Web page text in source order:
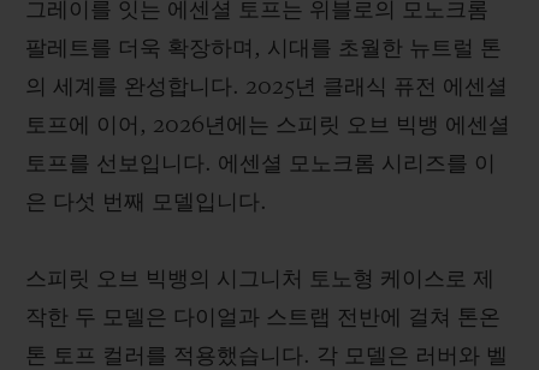
그레이를 잇는 에센셜 토프는 위블로의 모노크롬
팔레트를 더욱 확장하며, 시대를 초월한 뉴트럴 톤
의 세계를 완성합니다. 2025년 클래식 퓨전 에센셜
토프에 이어, 2026년에는 스피릿 오브 빅뱅 에센셜
토프를 선보입니다. 에센셜 모노크롬 시리즈를 이
은 다섯 번째 모델입니다.
스피릿 오브 빅뱅의 시그니처 토노형 케이스로 제
작한 두 모델은 다이얼과 스트랩 전반에 걸쳐 톤온
톤 토프 컬러를 적용했습니다. 각 모델은 러버와 벨